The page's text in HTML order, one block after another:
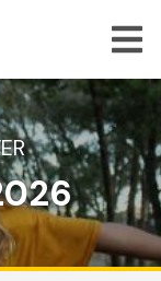
VERANO